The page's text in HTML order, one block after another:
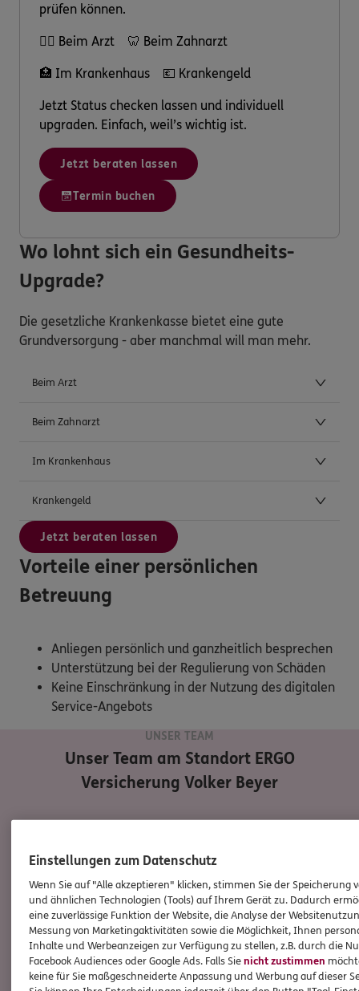
prüfen können.
👩‍⚕️ Beim Arzt 🦷 Beim Zahnarzt
🏥 Im Krankenhaus 💶 Krankengeld
Jetzt Status checken lassen und individuell
upgraden. Einfach, weil’s wichtig ist.
Jetzt beraten lassen
Termin buchen
Wo lohnt sich ein Gesundheits-
Upgrade?
Die gesetzliche Krankenkasse bietet eine gute
Grundversorgung - aber manchmal will man mehr.
Beim Arzt
Beim Zahnarzt
Im Krankenhaus
Krankengeld
Jetzt beraten lassen
Vorteile einer persönlichen
Betreuung
Anliegen persönlich und ganzheitlich besprechen
Unterstützung bei der Regulierung von Schäden
Keine Einschränkung in der Nutzung des digitalen
Service-Angebots
UNSER TEAM
Unser Team am StandortERGO
Versicherung Volker Beyer
Einstellungen zum Datenschutz
Wenn Sie auf "Alle akzeptieren" klicken, stimmen Sie der Speicherung
und ähnlichen Technologien (Tools) auf Ihrem Gerät zu. Dadurch
eine zuverlässige Funktion der Website, die Analyse der
Messung von Marketingaktivitäten sowie die Möglichkeit, Ihnen
Inhalte und Werbeanzeigen zur Verfügung zu stellen, z.B. durch die
Facebook Audiences oder Google Ads. Falls Sienicht zustimmen
keine für Sie maßgeschneiderte Anpassung und Werbung auf dieser